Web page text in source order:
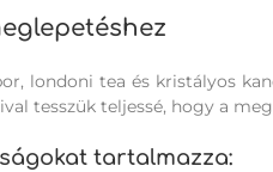
londoni tea és kristályos
tesszük teljessé, hogy a
tartalmazza: